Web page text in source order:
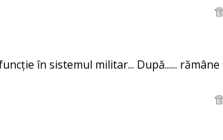
în sistemul militar... După...... rămâne